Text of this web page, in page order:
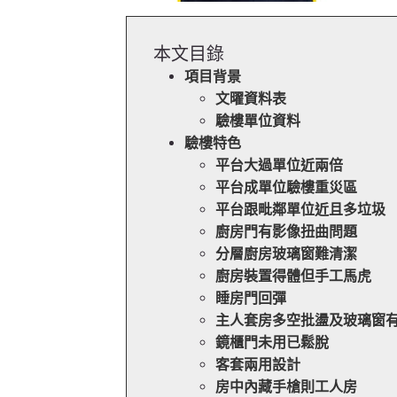
本文目錄
項目背景
文曜資料表
驗樓單位資料
驗樓特色
平台大過單位近兩倍
平台成單位驗樓重災區
平台跟毗鄰單位近且多垃圾
廚房門有影像扭曲問題
分層廚房玻璃窗難清潔
廚房裝置得體但手工馬虎
睡房門回彈
主人套房多空批盪及玻璃窗
鏡櫃門未用已鬆脫
客套兩用設計
房中內藏手槍則工人房